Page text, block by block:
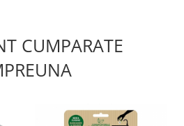
CUMPARATE